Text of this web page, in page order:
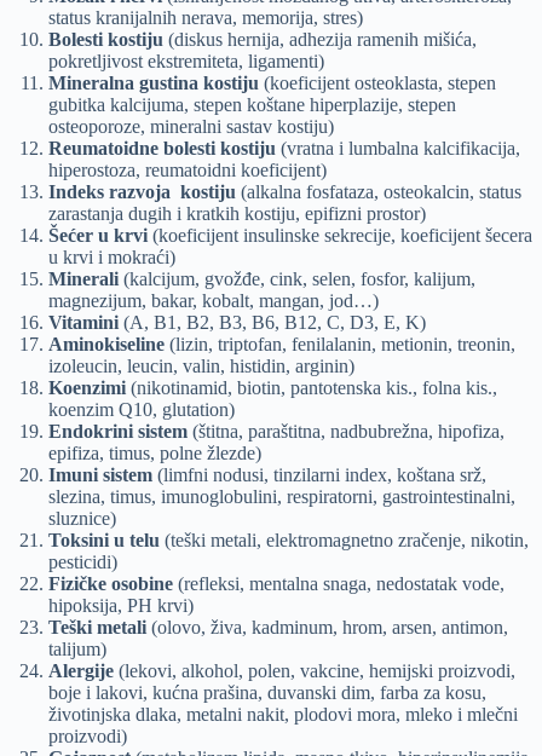
status kranijalnih nerava, memorija, stres)
Bolesti kostiju (diskus hernija, adhezija ramenih mišića,
pokretljivost ekstremiteta, ligamenti)
Mineralna gustina kostiju (koeficijent osteoklasta, stepen
gubitka kalcijuma, stepen koštane hiperplazije, stepen
osteoporoze, mineralni sastav kostiju)
Reumatoidne bolesti kostiju (vratna i lumbalna kalcifikacija,
hiperostoza, reumatoidni koeficijent)
Indeks razvoja kostiju (alkalna fosfataza, osteokalcin, status
zarastanja dugih i kratkih kostiju, epifizni prostor)
Šećer u krvi (koeficijent insulinske sekrecije, koeficijent šecera
u krvi i mokraći)
Minerali (kalcijum, gvožđe, cink, selen, fosfor, kalijum,
magnezijum, bakar, kobalt, mangan, jod…)
Vitamini (A, B1, B2, B3, B6, B12, C, D3, E, K)
Aminokiseline (lizin, triptofan, fenilalanin, metionin, treonin,
izoleucin, leucin, valin, histidin, arginin)
Koenzimi (nikotinamid, biotin, pantotenska kis., folna kis.,
koenzim Q10, glutation)
Endokrini sistem (štitna, paraštitna, nadbubrežna, hipofiza,
epifiza, timus, polne žlezde)
Imuni sistem (limfni nodusi, tinzilarni index, koštana srž,
slezina, timus, imunoglobulini, respiratorni, gastrointestinalni,
sluznice)
Toksini u telu (teški metali, elektromagnetno zračenje, nikotin,
pesticidi)
Fizičke osobine (refleksi, mentalna snaga, nedostatak vode,
hipoksija, PH krvi)
Teški metali (olovo, živa, kadminum, hrom, arsen, antimon,
talijum)
Alergije (lekovi, alkohol, polen, vakcine, hemijski proizvodi,
boje i lakovi, kućna prašina, duvanski dim, farba za kosu,
životinjska dlaka, metalni nakit, plodovi mora, mleko i mlečni
proizvodi)